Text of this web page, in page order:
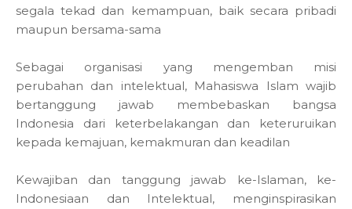
segala tekad dan kemampuan, baik secara pribadi
maupun bersama-sama
Sebagai organisasi yang mengemban misi
perubahan dan intelektual, Mahasiswa Islam wajib
bertanggung jawab membebaskan bangsa
Indonesia dari keterbelakangan dan keteruruikan
kepada kemajuan, kemakmuran dan keadilan
Kewajiban dan tanggung jawab ke-Islaman, ke-
Indonesiaan dan Intelektual, menginspirasikan